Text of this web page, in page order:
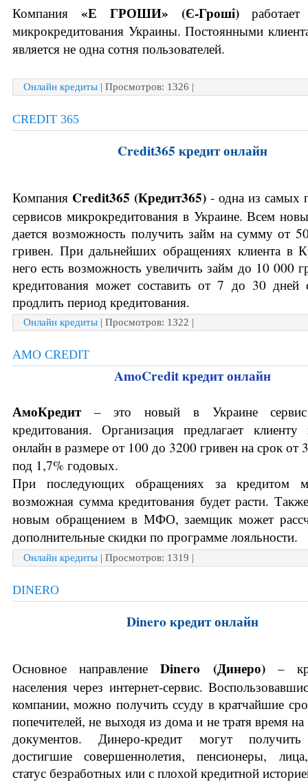
Компания «Е ГРОШИ» (Є-Гроші)
микрокредитования Украины. Постоянными
является не одна сотня пользователей.
Онлайн кредиты | Просмотров: 1326 |
CREDIT 365
Credit365 кредит онлайн
Компания Credit365 (Кредит365) - одна из самых
сервисов микрокредитования в Украине. Всем
дается возможность получить займ на сумму от
гривен. При дальнейших обращениях клиента в
него есть возможность увеличить займ до 10 000
кредитования может составить от 7 до 30 дней
продлить период кредитования.
Онлайн кредиты | Просмотров: 1322 |
AMO CREDIT
AmoCredit кредит онлайн
АмоКредит – это новый в Украине сервис
кредитования. Организация предлагает клиенту
онлайн в размере от 100 до 3200 гривен на срок от
под 1,7% годовых.
При последующих обращениях за кредитом
возможная сумма кредитования будет расти.
новым обращением в МФО, заемщик может
дополнительные скидки по программе лояльности.
Онлайн кредиты | Просмотров: 1319 |
DINERO
Dinero кредит онлайн
Основное направление Dinero (Динеро) –
населения через интернет-сервис.
компании, можно получить ссуду в кратчайшие
попечителей, не выходя из дома и не тратя время на
документов. Динеро-кредит могут получить
достигшие совершеннолетия, пенсионеры,
статус безработных или с плохой кредитной